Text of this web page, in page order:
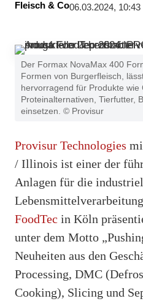
Fleisch & Co06.03.2024, 10:43
Der Formax NovaMax 400
Formen von Burgerfleisch,
hervorragend für Produkte wie
Proteinalternativen, Tierfutter,
einsetzen. © Provisur
Provisur Technologies
/ Illinois ist einer der
Anlagen für die
FoodTec in Köln
unter dem Motto
Neuheiten aus den
Processing, DMC
Cooking), Slicing und